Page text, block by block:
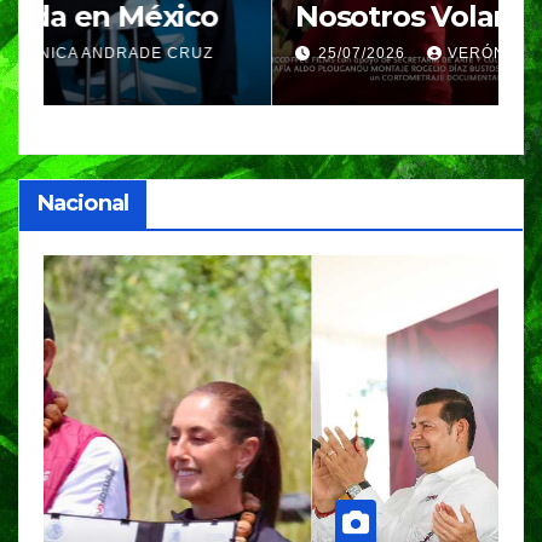
Nosotros Volamos llega al
GIFF
25/07/2026 VERÓNICA ANDRADE CRUZ
Nacional